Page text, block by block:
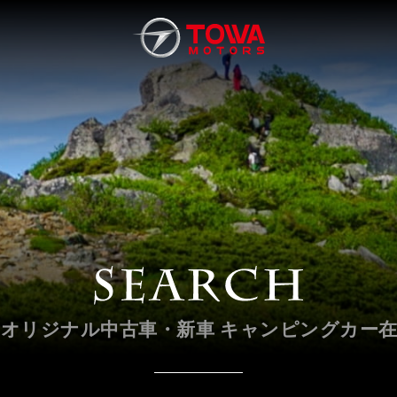
リジナル中古車・新車 キャンピングカー